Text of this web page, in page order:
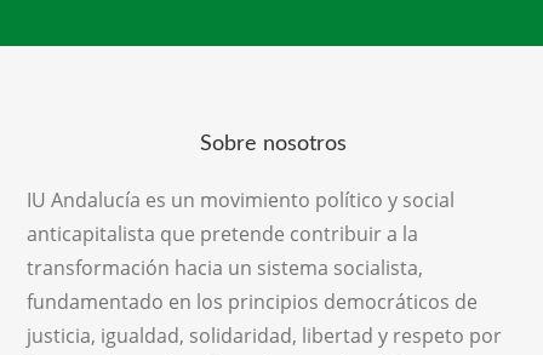
Sobre nosotros
IU Andalucía es un movimiento político y social
anticapitalista que pretende contribuir a la
transformación hacia un sistema socialista,
fundamentado en los principios democráticos de
justicia, igualdad, solidaridad, libertad y respeto por